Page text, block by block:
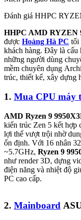
Đánh giá HHPC
HHPC AMD RYZEN
được Hoàng Hà PC tối
khách hàng. Đây là cấu
những người dùng
mềm chuyên dụng
trúc, thiết kế, xây dựng
1. Mua CPU máy
AMD Ryzen 9
kiến trúc Zen 5 kết hợp
lợi thế vượt trội nhờ
ổn định. Với 16 nhân
~5.7GHz, Ryzen 9
như render 3D, dựng
điện năng và nhiệt độ
PC cao cấp.
2. Mainboard